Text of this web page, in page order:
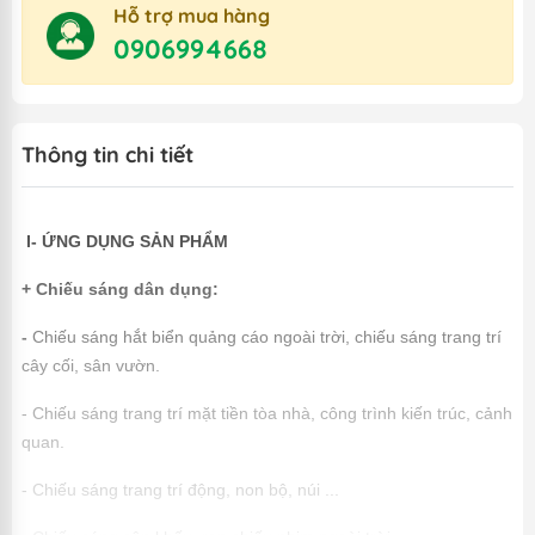
Hỗ trợ mua hàng
0906994668
Thông tin chi tiết
I- ỨNG DỤNG SẢN PHẨM
+ Chiếu sáng dân dụng:
- Chiếu sáng hắt biển quảng cáo ngoài trời, chiếu sáng trang trí
cây cối, sân vườn.
- Chiếu sáng trang trí mặt tiền tòa nhà, công trình kiến trúc, cảnh
quan.
- Chiếu sáng trang trí động, non bộ, núi ...